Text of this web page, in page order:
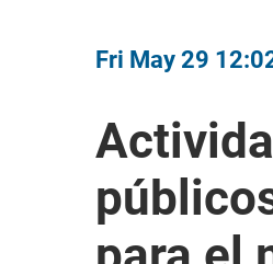
Fri May 29